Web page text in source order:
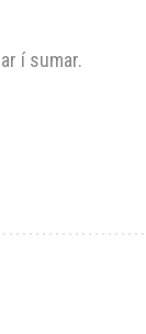
í sumar.